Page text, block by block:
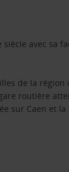
avec sa
de la région
routière
sur Caen et la